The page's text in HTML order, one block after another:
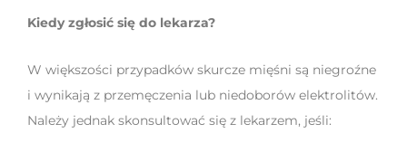
Kiedy zgłosić się do lekarza?
W większości przypadków skurcze mięśni są niegroźne
i wynikają z przemęczenia lub niedoborów elektrolitów.
Należy jednak skonsultować się z lekarzem, jeśli: